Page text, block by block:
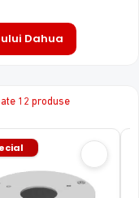
S6 de la Dahua,
ultra-performant,
slabe conditii de
iluminatorul LED cu
Dahua
12 produse